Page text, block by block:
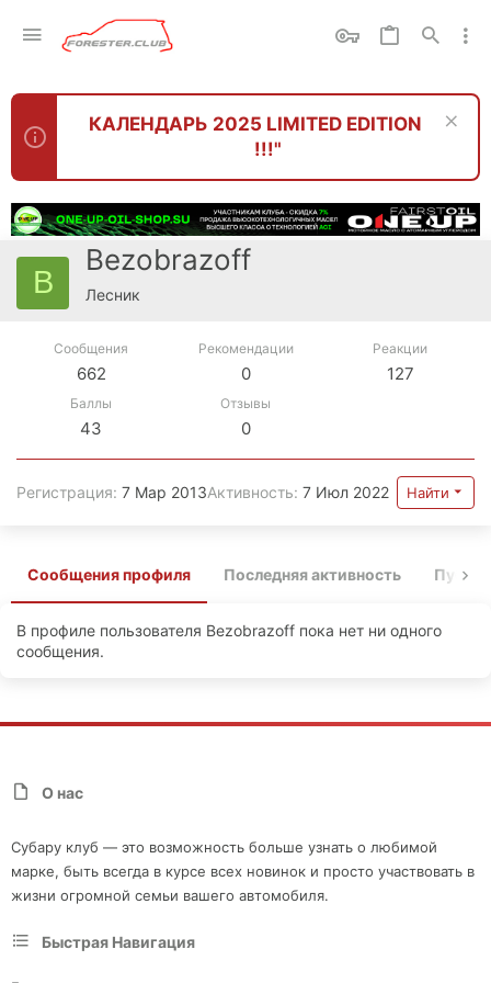
КАЛЕНДАРЬ 2025 LIMITED EDITION
!!!"
B
Bezobrazoff
Лесник
Сообщения
662
Рекомендации
0
Реакции
127
Баллы
43
Отзывы
0
Регистрация 7 Мар 2013Активность 7 Июл 2022 Найти
Сообщения профиля Последняя активность
В профиле пользователя Bezobrazoff пока нет ни одного
сообщения.
О нас
Субару клуб — это возможность больше узнать о любимой
марке, быть всегда в курсе всех новинок и просто участвовать в
жизни огромной семьи вашего автомобиля.
Быстрая Навигация